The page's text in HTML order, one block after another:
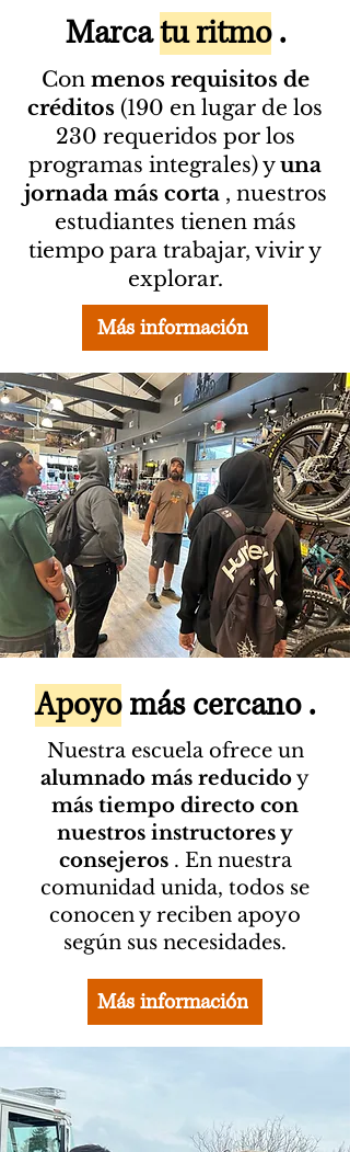
Marcatu ritmo.
Con menos requisitos de
créditos (190 en lugar de los
230 requeridos por los
programas integrales) yuna
jornada más corta, nuestros
estudiantes tienen más
tiempo para trabajar, vivir y
explorar.
Más información
Apoyomás cercano .
Nuestra escuela ofrece un
alumnado más reducidoy
más tiempo directo con
nuestros instructores y
consejeros. En nuestra
comunidad unida, todos se
conocen y reciben apoyo
según sus necesidades.
Más información